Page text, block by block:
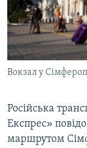
ВІДЕОУРОКИ
СВІДЧЕННЯ
УКРАЇНСЬКА
ІНФОГРАФІКА
Русский
Qırımtatar
ДОЛУЧАЙСЯ!
Усі сайти RFE/
Вокзал у
Російська
Експрес»
маршрутом